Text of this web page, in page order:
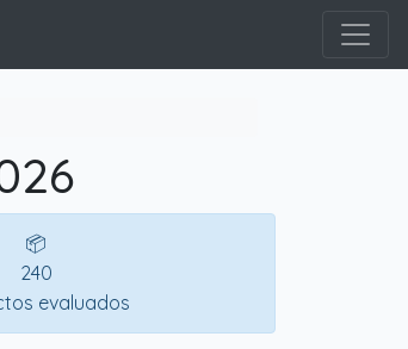
📦
240
evaluados